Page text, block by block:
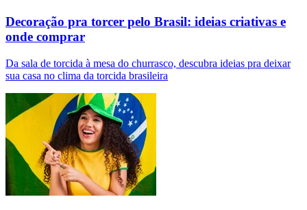
Decoração pra torcer pelo Brasil: ideias criativas e
onde comprar
Da sala de torcida à mesa do churrasco, descubra ideias pra deixar
sua casa no clima da torcida brasileira